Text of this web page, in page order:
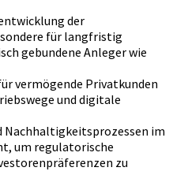
der
für langfristig
gebundene Anleger wie
vermögende Privatkunden
und digitale
Nachhaltigkeitsprozessen im
um regulatorische
zu